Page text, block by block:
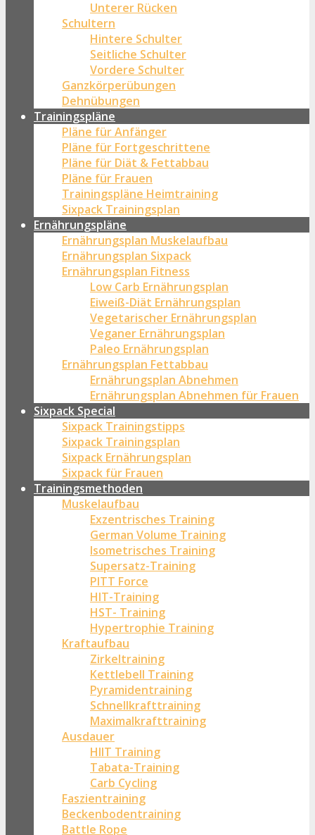
Unterer Rücken
Schultern
Hintere Schulter
Seitliche Schulter
Vordere Schulter
Ganzkörperübungen
Dehnübungen
Trainingspläne
Pläne für Anfänger
Pläne für Fortgeschrittene
Pläne für Diät & Fettabbau
Pläne für Frauen
Trainingspläne Heimtraining
Sixpack Trainingsplan
Ernährungspläne
Ernährungsplan Muskelaufbau
Ernährungsplan Sixpack
Ernährungsplan Fitness
Low Carb Ernährungsplan
Eiweiß-Diät Ernährungsplan
Vegetarischer Ernährungsplan
Veganer Ernährungsplan
Paleo Ernährungsplan
Ernährungsplan Fettabbau
Ernährungsplan Abnehmen
Ernährungsplan Abnehmen für Frauen
Sixpack Special
Sixpack Trainingstipps
Sixpack Trainingsplan
Sixpack Ernährungsplan
Sixpack für Frauen
Trainingsmethoden
Muskelaufbau
Exzentrisches Training
German Volume Training
Isometrisches Training
Supersatz-Training
PITT Force
HIT-Training
HST- Training
Hypertrophie Training
Kraftaufbau
Zirkeltraining
Kettlebell Training
Pyramidentraining
Schnellkrafttraining
Maximalkrafttraining
Ausdauer
HIIT Training
Tabata-Training
Carb Cycling
Faszientraining
Beckenbodentraining
Battle Rope